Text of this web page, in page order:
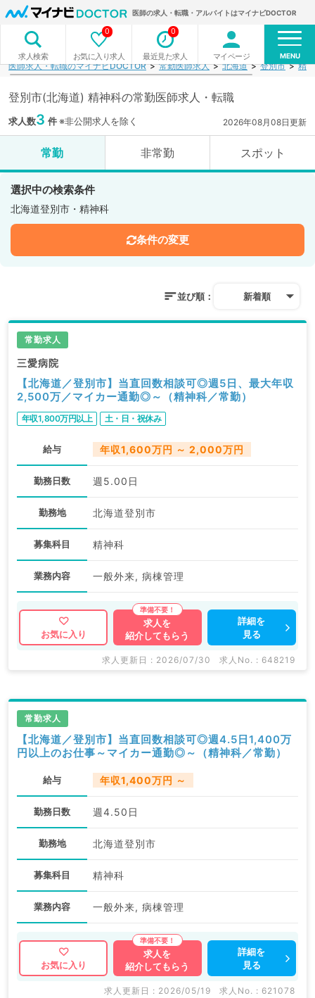
医師の求人・転職・アルバイトはマイナビDOCTOR
求人検索 お気に入り求人
0
最近見た求人
0
マイページ MENU
医師求人・転職のマイナビDOCTOR 常勤医師求人 北海道 登別市 精
登別市(北海道) 精神科の常勤医師求人・転職
求人数3 件※非公開求人を除く 2026年08月08日更新
常勤 非常勤 スポット
選択中の検索条件
北海道登別市・精神科
条件の変更
並び順： 新着順
常勤求人
三愛病院
【北海道／登別市】当直回数相談可◎週5日、最大年収
2,500万／マイカー通勤◎～（精神科／常勤）
年収1,800万円以上 土・日・祝休み
給与 年収1,600万円 ～ 2,000万円
勤務日数 週5.00日
勤務地 北海道登別市
募集科目 精神科
業務内容 一般外来, 病棟管理
お気に入り
求人を
紹介してもらう
詳細を
見る
求人更新日 : 2026/07/30 求人No. : 648219
常勤求人
【北海道／登別市】当直回数相談可◎週4.5日1,400万
円以上のお仕事～マイカー通勤◎～（精神科／常勤）
給与 年収1,400万円 ～
勤務日数 週4.50日
勤務地 北海道登別市
募集科目 精神科
業務内容 一般外来, 病棟管理
お気に入り
求人を
紹介してもらう
詳細を
見る
求人更新日 : 2026/05/19 求人No. : 621078